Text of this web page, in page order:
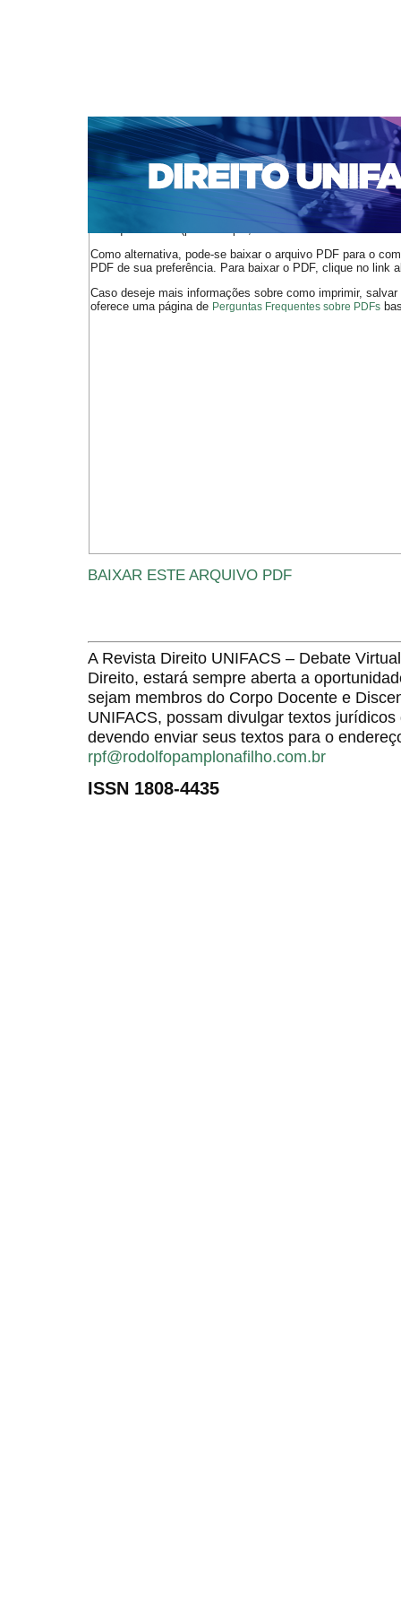
CAPA SOBRE ACESSO CADASTRO
NOTÍCIAS
EDIÇÕES DE Nº 1 A 100 WEBMAIL
Capa>n. 286 (2024) > Cerqueira Nabuco Oliveira
O arquivo PDF selecionado deve ser carregado no
de arquivos PDF (por exemplo, uma versão atual do
Como alternativa, pode-se baixar o arquivo PDF para o
PDF de sua preferência. Para baixar o PDF, clique no link
Caso deseje mais informações sobre como imprimir,
oferece uma página de Perguntas Frequentes sobre PDFs
BAIXAR ESTE ARQUIVO PDF
A Revista Direito UNIFACS – Debate
Direito, estará sempre aberta a
sejam membros do Corpo Docente e
UNIFACS, possam divulgar textos
devendo enviar seus textos para o
rpf@rodolfopamplonafilho.com.br
ISSN 1808-4435